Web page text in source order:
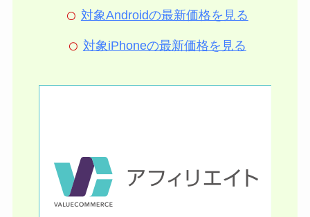
対象Androidの最新価格を見る
対象iPhoneの最新価格を見る